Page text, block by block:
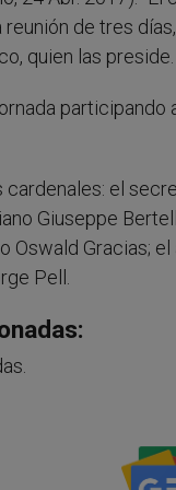
reunión de tres
quien las preside.
participando
el
Giuseppe
Oswald Gracias;
Pell.